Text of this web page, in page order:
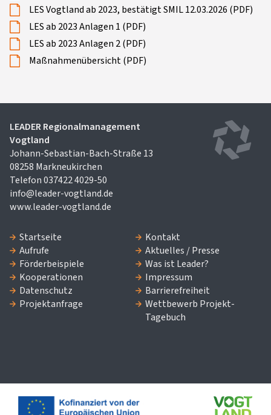
LES Vogtland ab 2023, bestätigt SMIL 12.03.2026 (PDF)
LES ab 2023 Anlagen 1 (PDF)
LES ab 2023 Anlagen 2 (PDF)
Maßnahmenübersicht (PDF)
LEADER Regionalmanagement
Vogtland
Johann-Sebastian-Bach-Straße 13
08258 Markneukirchen
Telefon 037422 4029-50
info@leader-vogtland.de
www.leader-vogtland.de
Startseite
Kontakt
Aufrufe
Aktuelles / Presse
Förderbeispiele
Was ist Leader?
Kooperationen
Impressum
Datenschutz
Barrierefreiheit
Projektanfrage
Wettbewerb Projekt-
Tagebuch